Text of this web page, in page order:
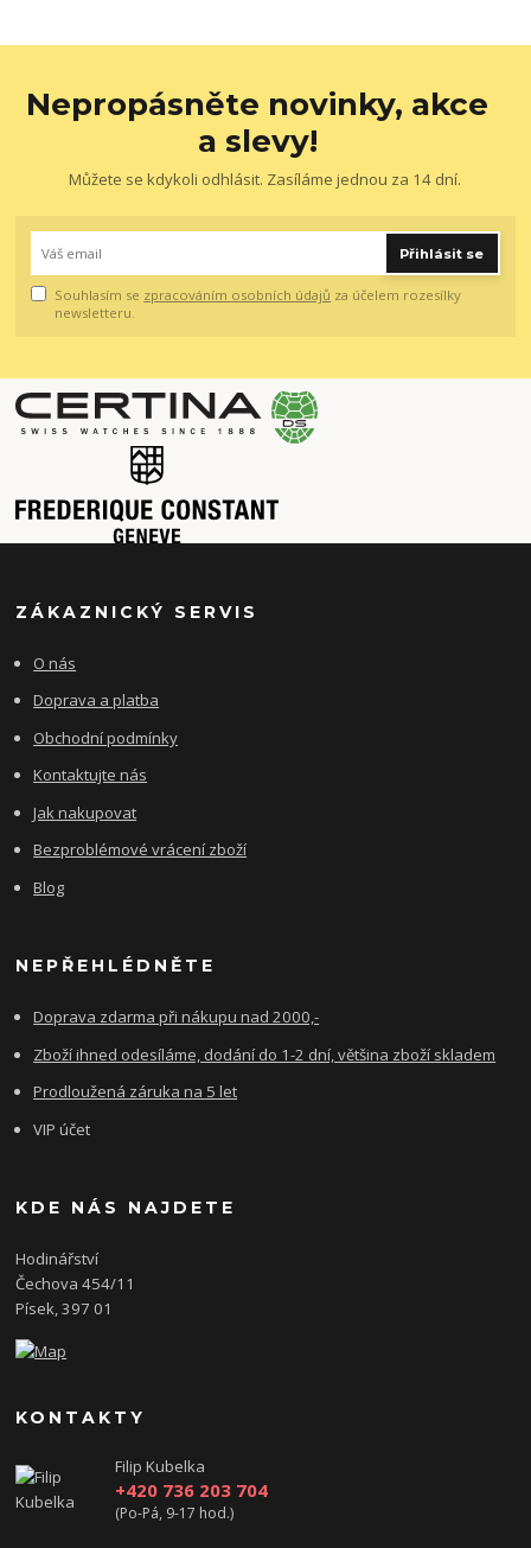
Nepropásněte novinky, akce
a slevy!
Můžete se kdykoli odhlásit. Zasíláme jednou za 14 dní.
Přihlásit se
Souhlasím se zpracováním osobních údajů za účelem rozesílky
newsletteru.
ZÁKAZNICKÝ SERVIS
O nás
Doprava a platba
Obchodní podmínky
Kontaktujte nás
Jak nakupovat
Bezproblémové vrácení zboží
Blog
NEPŘEHLÉDNĚTE
Doprava zdarma při nákupu nad 2000,-
Zboží ihned odesíláme, dodání do 1-2 dní, většina zboží skladem
Prodloužená záruka na 5 let
VIP účet
KDE NÁS NAJDETE
Hodinářství
Čechova 454/11
Písek, 397 01
KONTAKTY
Filip Kubelka
+420 736 203 704
(Po-Pá, 9-17 hod.)